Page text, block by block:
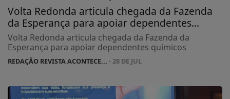
Volta Redonda articula chegada da Fazenda
da Esperança para apoiar dependentes...
Volta Redonda articula chegada da Fazenda da
Esperança para apoiar dependentes químicos
REDAÇÃO REVISTA ACONTECE... - 28 DE JUL